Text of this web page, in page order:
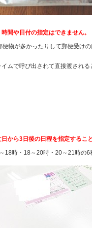
間や日付の指定はできません。
物が多かったりして郵便受け
ムで呼び出されて直接渡され
から3日後の日程を指定するこ
時・18～20時・20～21時の6